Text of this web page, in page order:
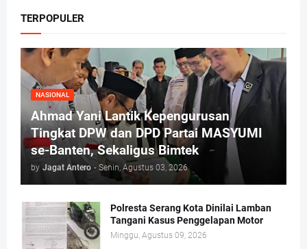
TERPOPULER
NASIONAL
Ahmad Yani Lantik Kepengurusan
Tingkat DPW dan DPD Partai MASYUMI
se-Banten, Sekaligus Bimtek
by Jagat Antero - Senin, Agustus 03, 2026
Polresta Serang Kota Dinilai Lamban
Tangani Kasus Penggelapan Motor
Minggu, Agustus 09, 2026